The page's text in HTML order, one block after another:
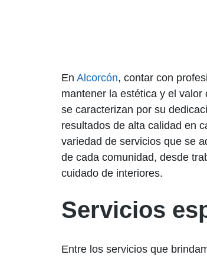
En Alcorcón, contar con
mantener la estética y el
se caracterizan por su
resultados de alta calidad en
variedad de servicios que se
de cada comunidad, desde
cuidado de interiores.
Servicios
Entre los servicios que